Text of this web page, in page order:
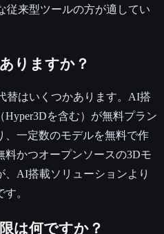
従来型ツールの方が適してい
りますか？
替はいくつかあります。AI搭
を含む）が無料プラン
、一定数のモデルを無料で作
料かつオープンソースの3Dモ
AI搭載ソリューションより
。
は何ですか？